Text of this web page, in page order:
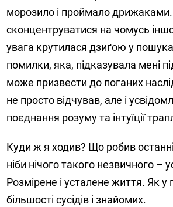
морозило і проймало дрижаками.
сконцентруватися на чомусь
увага крутилася дзиґою у
помилки, яка, підказувала мені
може призвести до поганих
не просто відчував, але і
поєднання розуму та інтуїції
Куди ж я ходив? Що робив
ніби нічого такого незвичного –
Розмірене і усталене життя. Як у
більшості сусідів і знайомих.